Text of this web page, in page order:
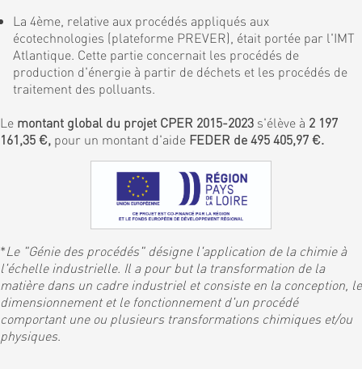
La 4ème, relative aux procédés appliqués aux
écotechnologies (plateforme PREVER), était portée par l'IMT
Atlantique. Cette partie concernait les procédés de
production d'énergie à partir de déchets et les procédés de
traitement des polluants.
Le montant global du projet CPER 2015-2023 s'élève à 2 197
161,35 €, pour un montant d'aide FEDER de 495 405,97 €.
*Le "Génie des procédés" désigne l'application de la chimie à
l'échelle industrielle. Il a pour but la transformation de la
matière dans un cadre industriel et consiste en la conception, le
dimensionnement et le fonctionnement d'un procédé
comportant une ou plusieurs transformations chimiques et/ou
physiques.